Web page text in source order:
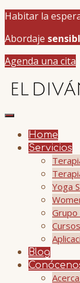
Habitar la
Abordaje
Agenda una cita
Home
Servicios
Yoga
Blog